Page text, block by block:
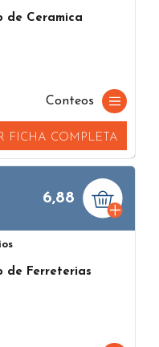
de Ceramica
Conteos
FICHA COMPLETA
6,88
de Ferreterias